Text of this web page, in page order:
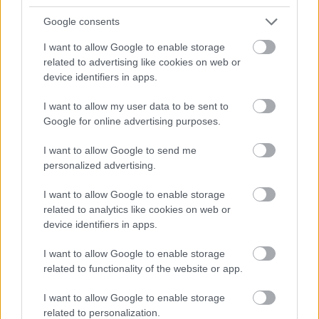
Google consents
I want to allow Google to enable storage
related to advertising like cookies on web or
device identifiers in apps.
I want to allow my user data to be sent to
Google for online advertising purposes.
I want to allow Google to send me
personalized advertising.
I want to allow Google to enable storage
related to analytics like cookies on web or
device identifiers in apps.
I want to allow Google to enable storage
related to functionality of the website or app.
I want to allow Google to enable storage
related to personalization.
Hírlevél feliratkozás
Adja meg keresztnevét:
meg e-mail címét:
Megismertem és elfogadom aGDPR-szabályzat
legfrissebb információkkal és exkluzív tartalmakkal hétről hétre
postaládájába érkezik!
A SZOL24 legfrissebb 24 cikke
A magyarok közel harmadának teljesen kiürül a kasszája